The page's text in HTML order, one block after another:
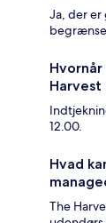
Ja, der
Harvest
12.00.
Hvad
The